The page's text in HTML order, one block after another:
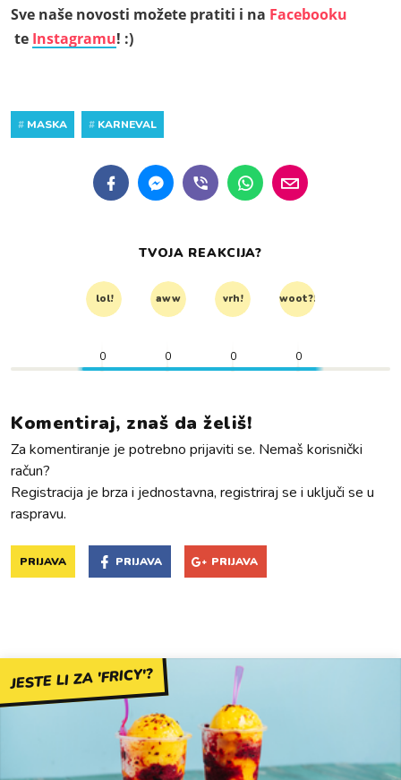
Sve naše novosti možete pratiti i na Facebooku
te Instagramu! :)
# MASKA # KARNEVAL
TVOJA REAKCIJA?
lol! aww vrh! woot?!
0 0 0 0
Komentiraj, znaš da želiš!
Za komentiranje je potrebno prijaviti se. Nemaš korisnički
račun?
Registracija je brza i jednostavna, registriraj se i uključi se u
raspravu.
PRIJAVA PRIJAVA PRIJAVA
JESTE LI ZA 'FRICY'?